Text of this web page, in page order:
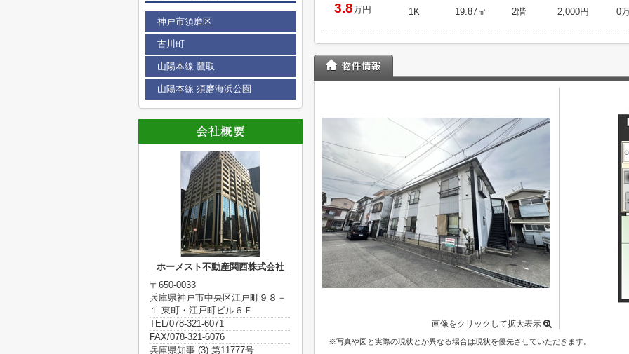
3.8万円 1K 19.87㎡ 2階 2,000円 0
画像をクリックして拡大表示
※写真や図と実際の現状とが異なる場合は現状を優先させていただきます。
神戸市須磨区
古川町
山陽本線 鷹取
山陽本線 須磨海浜公園
ホーメスト不動産関西株式会社
〒650-0033
兵庫県神戸市中央区江戸町９８－
１ 東町・江戸町ビル６Ｆ
TEL/078-321-6071
FAX/078-321-6076
兵庫県知事 (3) 第11777号